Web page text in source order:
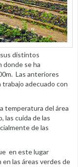
distintos
donde se ha
Las anteriores
adecuado con
temperatura del área
las cuida de las
de las
en este lugar
las áreas verdes de